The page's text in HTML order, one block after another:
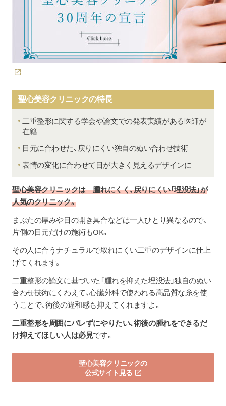
聖心美容クリニックの特長
二重整形に関する学会や論文での発表実績がある医師が
在籍
目元に合わせた、戻りにくい独自のぬい合わせ技術
表情の変化に合わせて目が大きく見えるデザインに
聖心美容クリニックは 腫れにくく、戻りにくい「埋没法」が
人気のクリニック。
まぶたの厚みや目の開き具合などは一人ひとり異なるので、
片側の目元だけの施術もOK。
その人に合うナチュラルで取れにくい二重のデザインに仕上
げてくれます。
二重整形の論文に基づいた「腫れを抑えた埋没法」独自のぬい
合わせ技術にくわえて、心臓外科で使われる高品質な糸を使
うことで、術後の違和感も抑えてくれますよ。
二重整形を周囲にバレずにやりたい、術後の腫れをできるだ
け抑えてほしい人は必見です。
聖心美容クリニックの
公式サイト見る